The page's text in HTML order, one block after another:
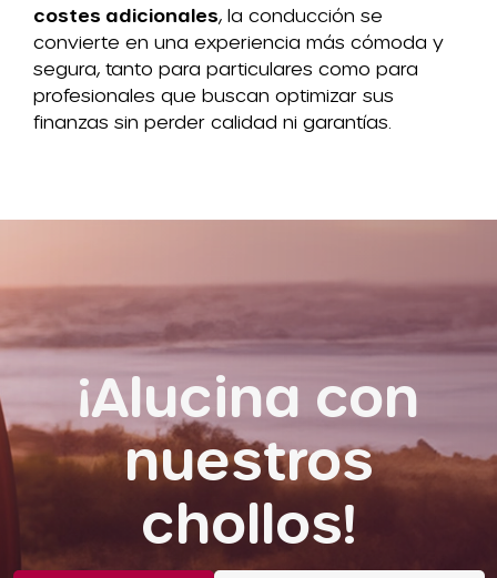
costes adicionales, la conducción se
convierte en una experiencia más cómoda y
segura, tanto para particulares como para
profesionales que buscan optimizar sus
finanzas sin perder calidad ni garantías.
¡Alucina con
nuestros
chollos!